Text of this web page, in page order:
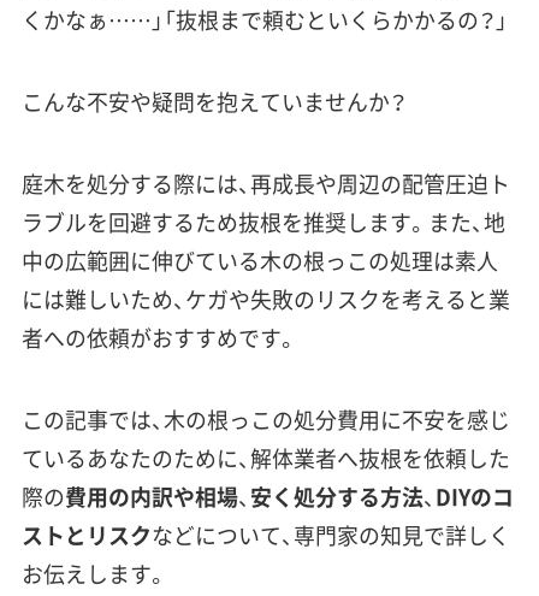
くかなぁ……」「抜根まで頼むといくらかかるの？」
こんな不安や疑問を抱えていませんか？
庭木を処分する際には、再成長や周辺の配管圧迫ト
ラブルを回避するため抜根を推奨します。また、地
中の広範囲に伸びている木の根っこの処理は素人
には難しいため、ケガや失敗のリスクを考えると業
者への依頼がおすすめです。
この記事では、木の根っこの処分費用に不安を感じ
ているあなたのために、解体業者へ抜根を依頼した
際の費用の内訳や相場、安く処分する方法、DIYのコ
ストとリスクなどについて、専門家の知見で詳しく
お伝えします。